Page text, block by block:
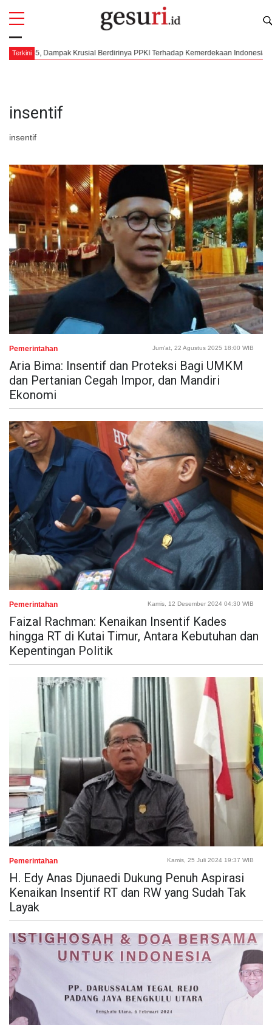
Terkini
Krusial Berdirinya PPKI Terhadap Kemerdekaan Indonesia
insentif
insentif
All
Pemerintahan Jum'at, 22 Agustus 2025 18:00 WIB
Aria Bima: Insentif dan Proteksi Bagi UMKM
dan Pertanian Cegah Impor, dan Mandiri
Ekonomi
Pemerintahan Kamis, 12 Desember 2024 04:30 WIB
Faizal Rachman: Kenaikan Insentif Kades
hingga RT di Kutai Timur, Antara Kebutuhan dan
Kepentingan Politik
Pemerintahan Kamis, 25 Juli 2024 19:37 WIB
H. Edy Anas Djunaedi Dukung Penuh Aspirasi
Kenaikan Insentif RT dan RW yang Sudah Tak
Layak